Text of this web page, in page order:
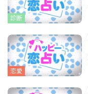
診断
恋愛